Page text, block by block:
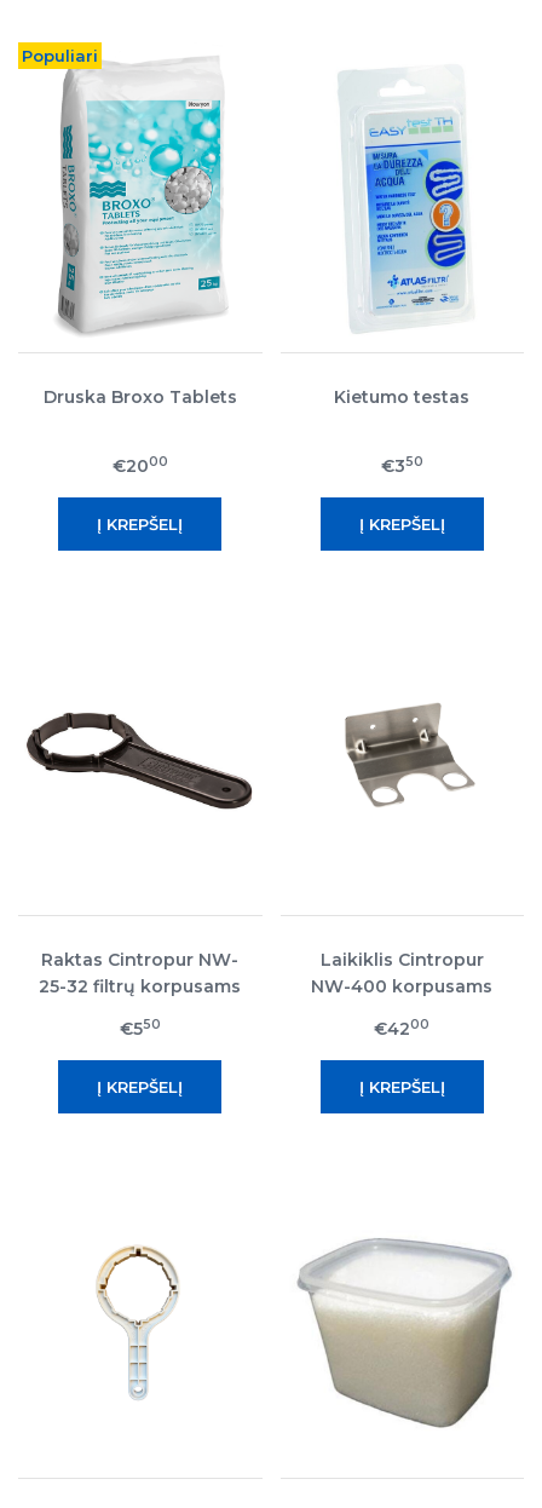
Populiari
Druska Broxo Tablets
€2000
Kietumo testas
€350
Raktas Cintropur NW-
25-32 filtrų korpusams
€550
Laikiklis Cintropur
NW-400 korpusams
€4200